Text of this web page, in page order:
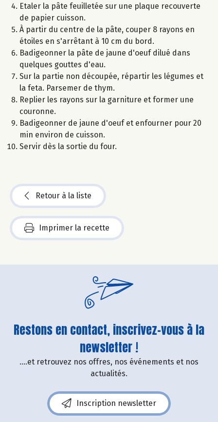
Etaler la pâte feuilletée sur une plaque recouverte
de papier cuisson.
À partir du centre de la pâte, couper 8 rayons en
étoiles en s'arrêtant à 10 cm du bord.
Badigeonner la pâte de jaune d'oeuf dilué dans
quelques gouttes d'eau.
Sur la partie non découpée, répartir les légumes et
la feta. Parsemer de thym.
Replier les rayons sur la garniture et former une
couronne.
Badigeonner de jaune d'oeuf et enfourner pour 20
min environ de cuisson.
Servir dès la sortie du four.
Retour à la liste
Imprimer la recette
Restons en contact, inscrivez-vous à la
newsletter !
....et retrouvez nos offres, nos événements et nos
actualités.
Inscription newsletter